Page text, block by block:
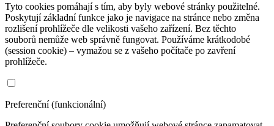
Tyto cookies pomáhají s tím, aby byly webové stránky použitelné.
Poskytují základní funkce jako je navigace na stránce nebo změna
rozlišení prohlížeče dle velikosti vašeho zařízení. Bez těchto
souborů nemůže web správně fungovat. Používáme krátkodobé
(session cookie) – vymažou se z vašeho počítače po zavření
prohlížeče.
Preferenční (funkcionální)